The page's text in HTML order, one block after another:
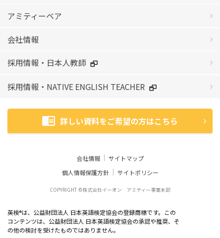
アミティーベア
会社情報
採用情報・日本人教師
採用情報・NATIVE ENGLISH TEACHER
詳しい資料をご希望の方はこちら
会社情報
サイトマップ
個人情報保護方針
サイトポリシー
COPYRIGHT ©株式会社イーオン アミティー事業本部
英検®は、公益財団法人 日本英語検定協会の登録商標です。この
コンテンツは、公益財団法人 日本英語検定協会の承認や推奨、そ
の他の検討を受けたものではありません。